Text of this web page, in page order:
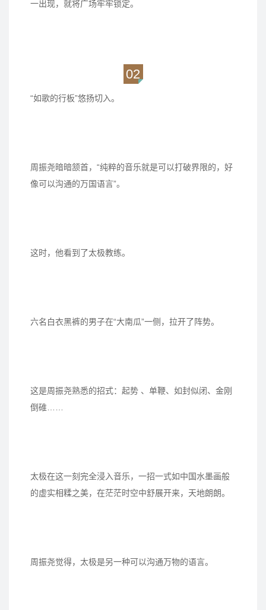
一出现，就将广场牢牢锁定。
02
“如歌的行板”悠扬切入。
周振尧暗暗颔首，“纯粹的音乐就是可以打破界限的，好
像可以沟通的万国语言”。
这时，他看到了太极教练。
六名白衣黑裤的男子在“大南瓜”一侧，拉开了阵势。
这是周振尧熟悉的招式：起势 、单鞭、如封似闭、金刚
倒碓……
太极在这一刻完全浸入音乐，一招一式如中国水墨画般
的虚实相糅之美，在茫茫时空中舒展开来，天地朗朗。
周振尧觉得，太极是另一种可以沟通万物的语言。